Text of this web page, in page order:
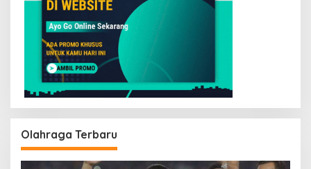
Olahraga Terbaru